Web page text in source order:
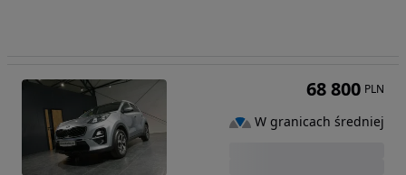
68 800 PLN
W granicach średniej